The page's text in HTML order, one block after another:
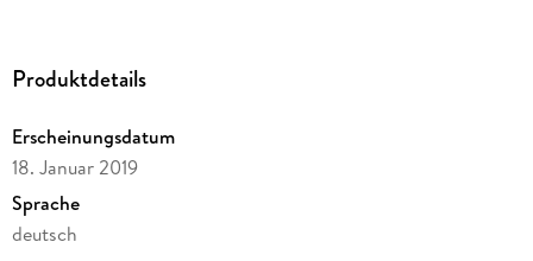
Fernab der Zivilisation begibt sie sich in den Schutz dieses
Aus Angst wird Neugierde. Aus Neugierde Interesse. Und aus
Interesse Wertschätzung sowie eine tiefe Zuneigung, mit der
sie beide nicht gerechnet haben. Besonders Ethan nicht, der
seit seiner Kindheit niemandem wirklich nahe sein kann.
Trotzdem gelingt es Eleonore, sein versteinertes Herz auf
Produktdetails
Erscheinungsdatum
18. Januar 2019
Sprache
deutsch